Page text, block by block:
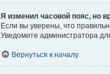
Я изменил часовой пояс, но
Если вы уверены, что
Уведомите администратора
Вернуться к началу